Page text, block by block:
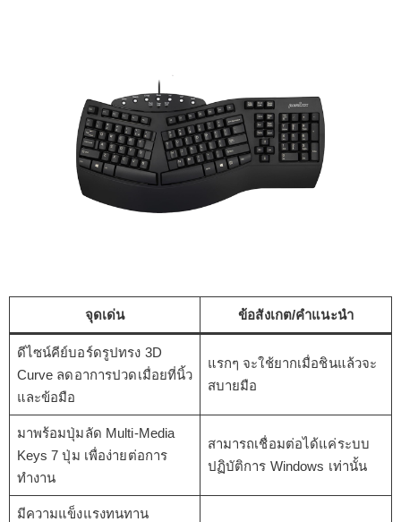
จุดเด่น ข้อสังเกต/คำแนะนำ
ดีไซน์คีย์บอร์ดรูปทรง 3D
Curve ลดอาการปวดเมื่อยที่นิ้ว
และข้อมือ
แรกๆ จะใช้ยากเมื่อชินแล้วจะ
สบายมือ
มาพร้อมปุ่มลัด Multi-Media
Keys 7 ปุ่ม เพื่อง่ายต่อการ
ทำงาน
สามารถเชื่อมต่อได้แค่ระบบ
ปฏิบัติการ Windows เท่านั้น
มีความแข็งแรงทนทาน